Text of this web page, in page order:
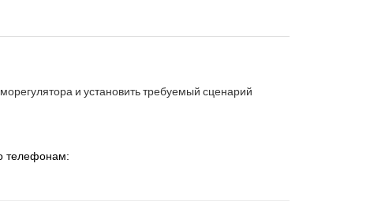
и установить требуемый сценарий
телефонам: